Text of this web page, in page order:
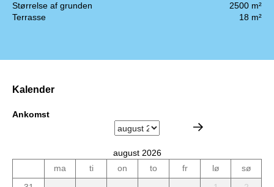
Størrelse af grunden
2500 m²
Terrasse
18 m²
Kalender
Ankomst
august 2026
ma
ti on to fr lø
sø